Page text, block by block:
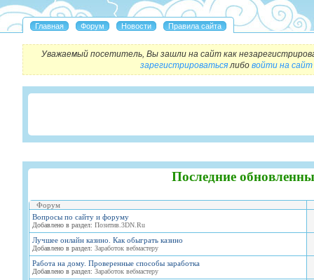
Уважаемый посетитель, Вы зашли на сайт как
зарегистрироватьсялибо войти на сайт
Последние
Форум
Вопросы по сайту и форуму
Добавлено в раздел: Позитив.3DN.Ru
Лучшее онлайн казино. Как обыграть казино
Добавлено в раздел: Заработок вебмастеру
Работа на дому. Проверенные способы заработка
Добавлено в раздел: Заработок вебмастеру